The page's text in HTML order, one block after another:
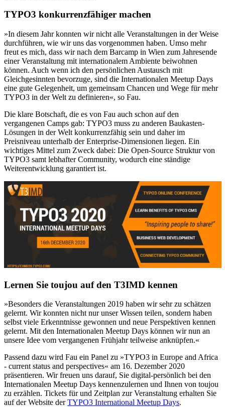
TYPO3 konkurrenzfähiger machen
»In diesem Jahr konnten wir nicht alle Veranstaltungen in der Weise
durchführen, wie wir uns das vorgenommen haben. Umso mehr
freut es mich, dass wir nach dem Barcamp in Wien zum Jahresende
einer Veranstaltung mit internationalem Ambiente beiwohnen
können. Auch wenn ich den persönlichen Austausch mit
Gleichgesinnten bevorzuge, sind die Internationalen Meetup Days
eine gute Gelegenheit, um gemeinsam Chancen und Wege für mehr
TYPO3 in der Welt zu definieren«, so Fau.
Die klare Botschaft, die es von Fau auch schon auf den
vergangenen Camps gab: TYPO3 muss zu anderen Baukasten-
Lösungen in der Welt konkurrenzfähig sein und daher im
Preisniveau unterhalb der Enterprise-Dimensionen liegen. Ein
wichtiges Mittel zum Zweck dabei: Die Open-Source Struktur von
TYPO3 samt lebhafter Community, wodurch eine ständige
Weiterentwicklung garantiert ist.
Lernen Sie toujou auf den T3IMD kennen
»Besonders die Veranstaltungen 2019 haben wir sehr zu schätzen
gelernt. Wir konnten nicht nur unser Wissen teilen, sondern haben
selbst viele Erkenntnisse gewonnen und neue Perspektiven kennen
gelernt. Mit den Internationalen Meetup Days können wir nun an
unsere Idee vom vergangenen Frühjahr teilweise anknüpfen.«
Passend dazu wird Fau ein Panel zu »TYPO3 in Europe and Africa
- current status and perspectives« am 16. Dezember 2020
präsentieren. Wir freuen uns darauf, Sie digital-persönlich bei den
Internationalen Meetup Days kennenzulernen und Ihnen von toujou
zu erzählen. Tickets für und Zeitplan zur Veranstaltung erhalten Sie
auf der Website derTYPO3 International Meetup Days.